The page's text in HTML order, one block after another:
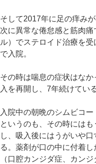
そして2017年に足の痒み
次に異常な倦怠感と筋肉
ル）でステロイド治療を
で入院。
その時は喘息の症状はな
入を再開し、7年続けている
入院中の朝晩のシムビコ
というのも、その時には
し、吸入後にはうがいや
る。薬剤が口の中に付着
（口腔カンジダ症、カン